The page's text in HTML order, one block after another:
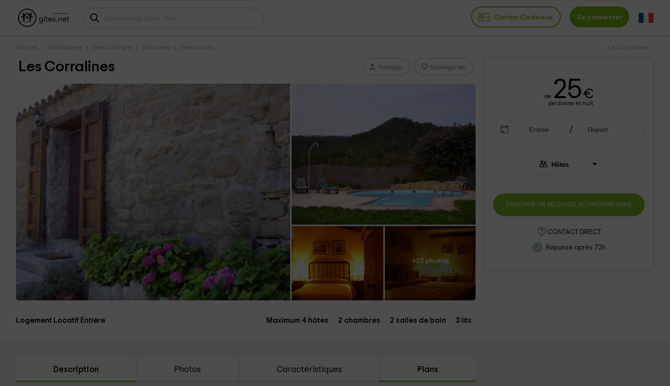
Cartes-Cadeaux Se connecter
Gites.net Gites Espagne Gites Catalogne Gites Lleida Gites Lladurs Les Corralines
Les Corralines Partager Sauvegarder
+23 photos
de 25€
personne et nuit
CONTACT DIRECT
Réponse après 72h
Logement Locatif Entiére Maximum 4 hôtes 2 chambres 2 salles de bain 3 lits
Description Photos Caractéristiques Plans